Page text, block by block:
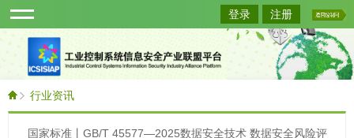
登录 注册
行业资讯
国家标准丨GB/T 45577—2025数据安全技术 数据安全风险评